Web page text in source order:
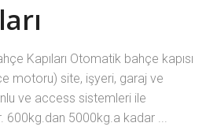
Kapıları Otomatik bahçe kapısı
motoru) site, işyeri, garaj ve
ve access sistemleri ile
600kg.dan 5000kg.a kadar ...